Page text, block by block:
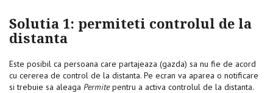
Solutia 1: permiteti controlul de la
distanta
Este posibil ca persoana care partajeaza (gazda) sa nu fie de acord
cu cererea de control de la distanta. Pe ecran va aparea o notificare
si trebuie sa aleaga Permitepentru a activa controlul de la distanta.